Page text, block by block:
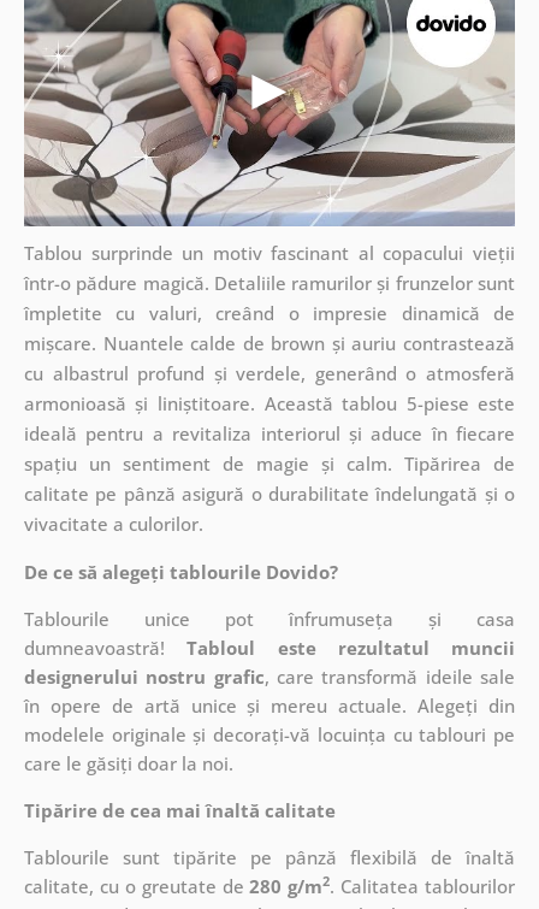
Tablou surprinde un motiv fascinant al copacului vieții
într-o pădure magică. Detaliile ramurilor și frunzelor sunt
împletite cu valuri, creând o impresie dinamică de
mișcare. Nuantele calde de brown și auriu contrastează
cu albastrul profund și verdele, generând o atmosferă
armonioasă și liniștitoare. Această tablou 5-piese este
ideală pentru a revitaliza interiorul și aduce în fiecare
spațiu un sentiment de magie și calm. Tipărirea de
calitate pe pânză asigură o durabilitate îndelungată și o
vivacitate a culorilor.
De ce să alegeți tablourile Dovido?
Tablourile unice pot înfrumuseța și casa
dumneavoastră!Tabloul este rezultatul muncii
designerului nostru grafic, caretransformă ideile sale
în opere de artă unice și mereu actuale. Alegeți din
modelele originale și decorați-vă locuința cu tablouri pe
care le găsiți doar la noi.
Tipărire de cea mai înaltă calitate
Tablourile sunt tipărite pe pânză flexibilă de înaltă
calitate, cu o greutate de280 g/m2. Calitatea tablourilor